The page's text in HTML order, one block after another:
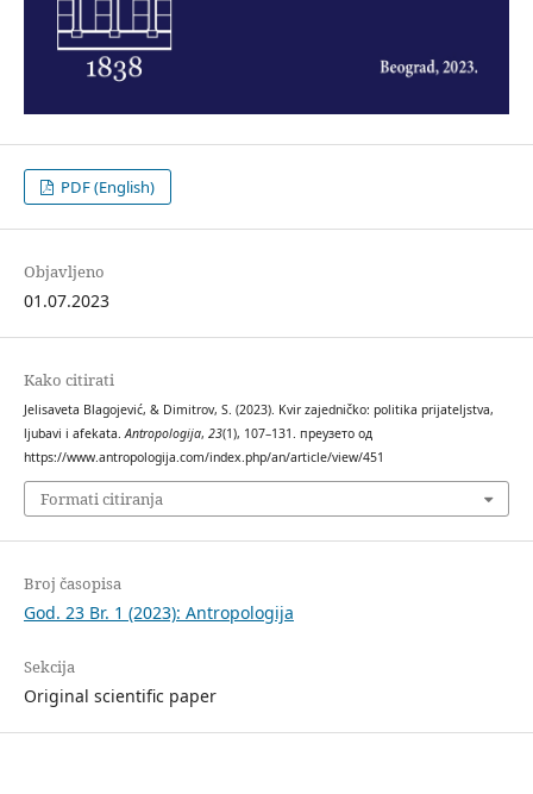
PDF (English)
Objavljeno
01.07.2023
Kako citirati
Jelisaveta Blagojević, & Dimitrov, S. (2023). Kvir zajedničko: politika prijateljstva,
ljubavi i afekata.Antropologija, 23(1), 107–131. преузето од
https://www.antropologija.com/index.php/an/article/view/451
Formati citiranja
Broj časopisa
God. 23 Br. 1 (2023): Antropologija
Sekcija
Original scientific paper